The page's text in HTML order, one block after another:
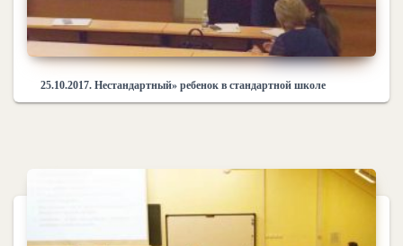
25.10.2017. Нестандартный» ребенок в стандартной школе